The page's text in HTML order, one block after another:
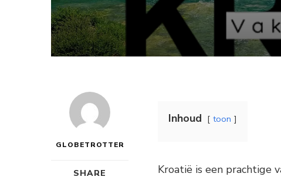
GLOBETROTTER
SHARE
Inhoud toon
Kroatië is een prachtige